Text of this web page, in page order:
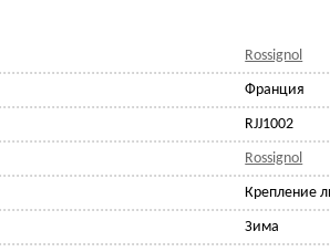
Rossignol
Франция
RJJ1002
Rossignol
Крепление
Зима